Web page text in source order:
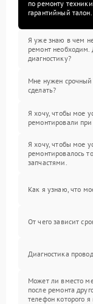
по ремонту
гарантийный талон.
Я уже знаю в чем
ремонт необходим.
диагностику?
Мне нужен
сделать?
Я хочу, чтобы мое
ремонтировали при
Я хочу, чтобы мое
ремонтировалось
запчастями.
Как я узнаю, что
От чего зависит
Диагностика
Может ли вместо
после ремонта
телефон которого